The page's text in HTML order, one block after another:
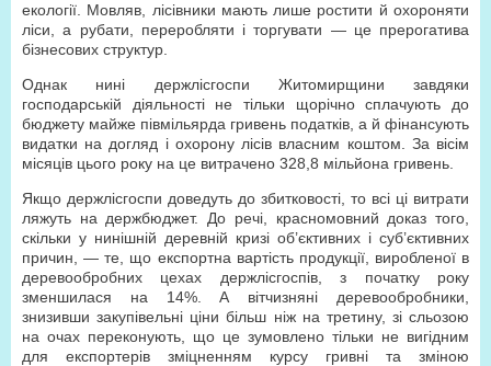
екології. Мовляв, лісівники мають лише ростити й охороняти
ліси, а рубати, переробляти і торгувати — це прерогатива
бізнесових структур.
Однак нині держлісгоспи Житомирщини завдяки
господарській діяльності не тільки щорічно сплачують до
бюджету майже півмільярда гривень податків, а й фінансують
видатки на догляд і охорону лісів власним коштом. За вісім
місяців цього року на це витрачено 328,8 мільйона гривень.
Якщо держлісгоспи доведуть до збитковості, то всі ці витрати
ляжуть на держбюджет. До речі, красномовний доказ того,
скільки у нинішній деревній кризі об’єктивних і суб’єктивних
причин, — те, що експортна вартість продукції, виробленої в
деревообробних цехах держлісгоспів, з початку року
зменшилася на 14%. А вітчизняні деревообробники,
знизивши закупівельні ціни більш ніж на третину, зі сльозою
на очах переконують, що це зумовлено тільки не вигідним
для експортерів зміцненням курсу гривні та зміною